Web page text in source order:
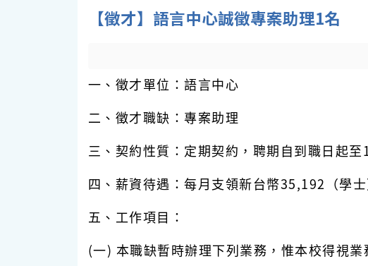
【徵才】語言中心誠徵專案助理1名
一、徵才單位：語言中心
二、徵才職缺：專案助理
三、契約性質：定期契約，聘期自到職日起
四、薪資待遇：每月支領新台幣35,192（學士
五、工作項目：
(一) 本職缺暫時辦理下列業務，惟本校得視業